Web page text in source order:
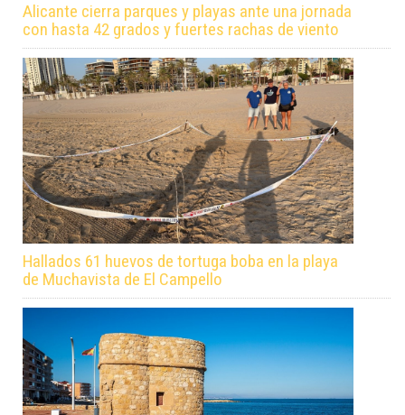
Alicante cierra parques y playas ante una jornada
con hasta 42 grados y fuertes rachas de viento
Hallados 61 huevos de tortuga boba en la playa
de Muchavista de El Campello